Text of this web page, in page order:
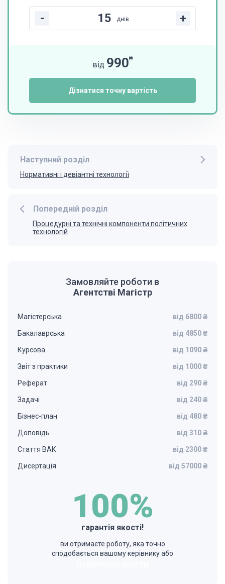
- днів +
від 990₴
Дізнатися точну вартість
Попередній розділ
Процедурні та технічні компоненти політичних
технологій
Наступний розділ
Нормативні і девіантні технології
Замовляйте роботи в
Агентстві Магістр
Магістерська від 6800 ₴
Бакалаврська від 4850 ₴
Курсова від 1090 ₴
Звіт з практики від 1000 ₴
Реферат від 290 ₴
Задачі від 240 ₴
Бізнес-план від 480 ₴
Доповідь від 310 ₴
Стаття ВАК від 2300 ₴
Дисертація від 57000 ₴
100%
гарантія якості!
ви отримаєте роботу, яка точно
сподобається вашому керівнику або